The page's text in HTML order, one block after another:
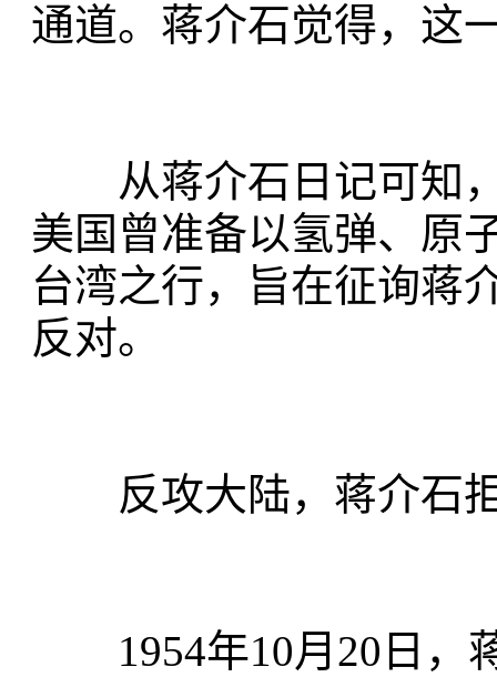
通道。蒋介石觉得，这
从蒋介石日记可知，
美国曾准备以氢弹、原
台湾之行，旨在征询蒋
反对。
反攻大陆，蒋介石
1954年10月20日，